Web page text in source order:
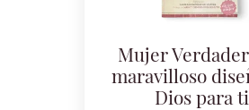
Mujer
maravilloso
Dios para ti